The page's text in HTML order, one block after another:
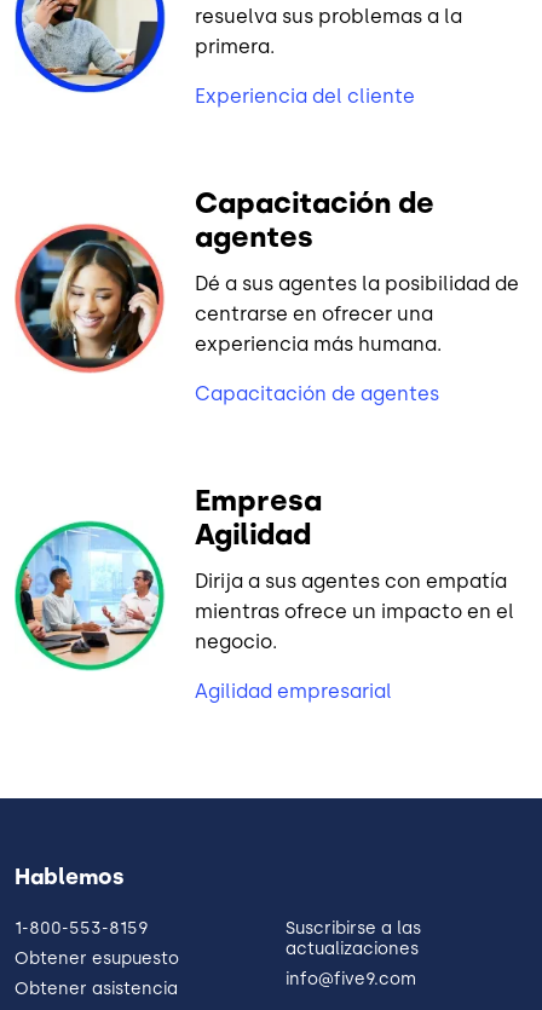
resuelva sus problemas a la
primera.
Experiencia del cliente
Capacitación de
agentes
Dé a sus agentes la posibilidad de
centrarse en ofrecer una
experiencia más humana.
Capacitación de agentes
Empresa
Agilidad
Dirija a sus agentes con empatía
mientras ofrece un impacto en el
negocio.
Agilidad empresarial
Hablemos
1-800-553-8159
Obtener esupuesto
Obtener asistencia
Suscribirse a las
actualizaciones
info@five9.com